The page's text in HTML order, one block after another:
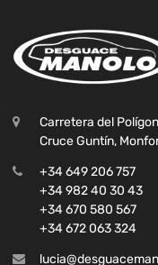
Carretera del
Cruce Guntín,
+34 649 206 757
+34 982 40 30 43
+34 670 580 567
+34 672 063 324